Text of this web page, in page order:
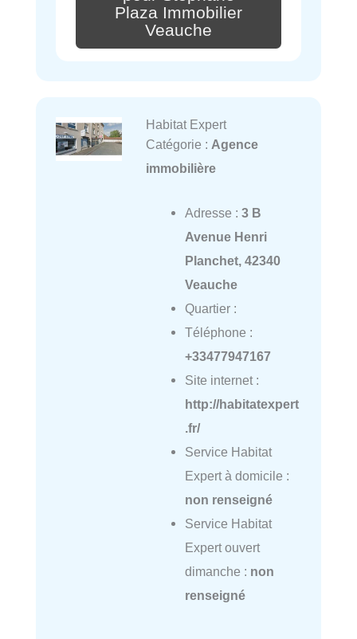
Plaza Immobilier
Veauche
Habitat Expert
Catégorie : Agence
immobilière
Adresse : 3 B
Avenue Henri
Planchet, 42340
Veauche
Quartier :
Téléphone :
+33477947167
Site internet :
http://habitatexpert
.fr/
Service Habitat
Expert à domicile :
non renseigné
Service Habitat
Expert ouvert
dimanche : non
renseigné